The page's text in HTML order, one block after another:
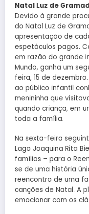
Natal Luz de
Devido à grande
do Natal Luz de
apresentação de
espetáculos pagos.
em razão do grande
Mundo, ganha um
feira, 15 de
ao público infantil
menininha que
quando criança, em
toda a família.
Na sexta-feira
Lago Joaquina Rita
famílias – para o
se de uma história
reencontro de uma
canções de Natal. A
emocionar com os